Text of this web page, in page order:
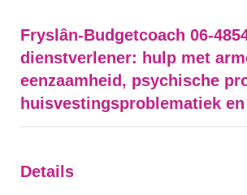
Fryslân-Budgetcoach 06-
dienstverlener: hulp met
eenzaamheid, psychische
huisvestingsproblematiek en
Details